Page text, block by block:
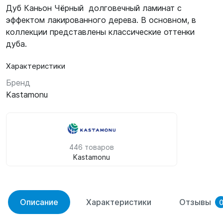
Дуб Каньон Чёрный долговечный ламинат с
эффектом лакированного дерева. В основном, в
коллекции представлены классические оттенки
дуба.
Характеристики
Бренд
Kastamonu
446 товаров
Kastamonu
Описание Характеристики Отзывы 0